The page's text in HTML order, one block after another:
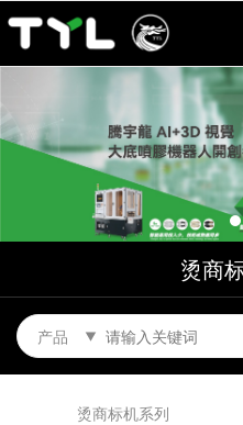
烫商
产品
烫商标机系列